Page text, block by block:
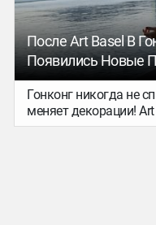
другие весенние
После Art Basel В
Появились Новые
Задержаться В
Гонконг никогда не
меняет декорации!
престижная